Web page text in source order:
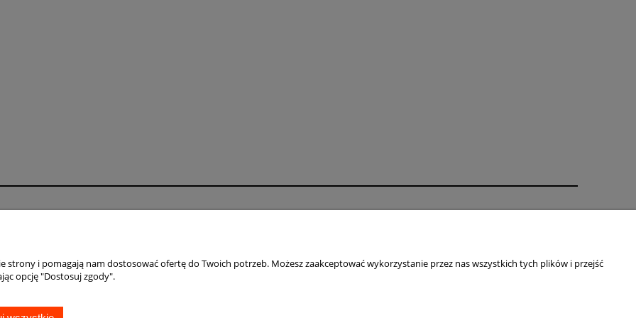
Czas i koszty dostawy
Czas realizacji zamówienia
Jak kupować?
Blog
strony i pomagają nam dostosować ofertę do Twoich potrzeb. Możesz zaakceptować wykorzystanie przez nas wszystkich tych plików i przejść
opcję "Dostosuj zgody".